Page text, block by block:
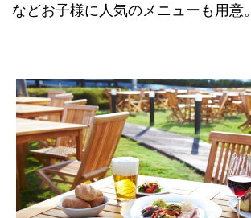
などお子様に人気のメニューも用意。